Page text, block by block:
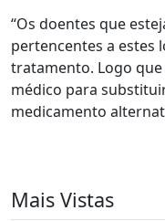
“Os doentes que
pertencentes a estes
tratamento. Logo
médico para
medicamento
Mais Vistas